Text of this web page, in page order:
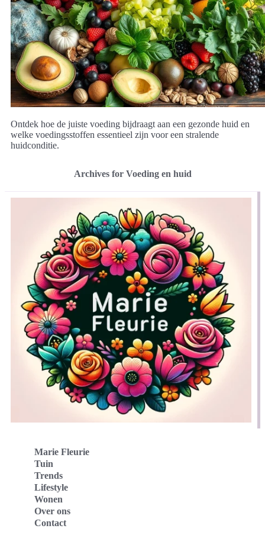
Ontdek hoe de juiste voeding bijdraagt aan een gezonde huid en
welke voedingsstoffen essentieel zijn voor een stralende
huidconditie.
Archives for Voeding en huid
Marie Fleurie
Tuin
Trends
Lifestyle
Wonen
Over ons
Contact